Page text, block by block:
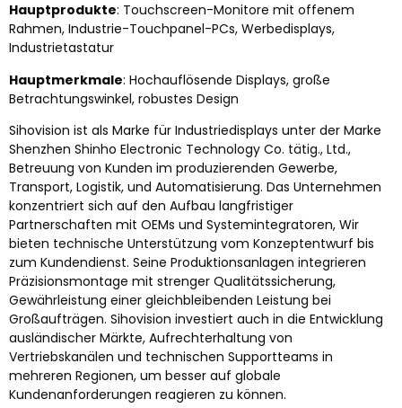
Hauptprodukte: Touchscreen-Monitore mit offenem
Rahmen, Industrie-Touchpanel-PCs, Werbedisplays,
Industrietastatur
Hauptmerkmale: Hochauflösende Displays, große
Betrachtungswinkel, robustes Design
Sihovision ist als Marke für Industriedisplays unter der Marke
Shenzhen Shinho Electronic Technology Co. tätig., Ltd.,
Betreuung von Kunden im produzierenden Gewerbe,
Transport, Logistik, und Automatisierung. Das Unternehmen
konzentriert sich auf den Aufbau langfristiger
Partnerschaften mit OEMs und Systemintegratoren, Wir
bieten technische Unterstützung vom Konzeptentwurf bis
zum Kundendienst. Seine Produktionsanlagen integrieren
Präzisionsmontage mit strenger Qualitätssicherung,
Gewährleistung einer gleichbleibenden Leistung bei
Großaufträgen. Sihovision investiert auch in die Entwicklung
ausländischer Märkte, Aufrechterhaltung von
Vertriebskanälen und technischen Supportteams in
mehreren Regionen, um besser auf globale
Kundenanforderungen reagieren zu können.